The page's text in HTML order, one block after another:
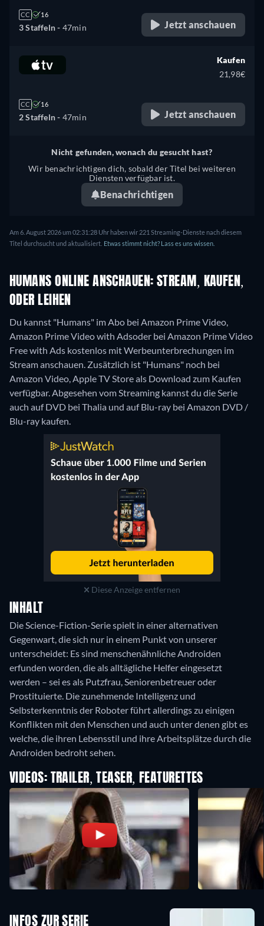
CC 16
3 Staffeln - 47min Jetzt anschauen
CC 16
2 Staffeln - 47min
Kaufen
21,98€
Jetzt anschauen
Nicht gefunden, wonach du gesucht hast?
Wir benachrichtigen dich, sobald der Titel bei weiteren
Diensten verfügbar ist.
Benachrichtigen
Am 6. August 2026 um 02:31:28 Uhr haben wir 221 Streaming-Dienste nach diesem
Titel durchsucht und aktualisiert. Etwas stimmt nicht? Lass es uns wissen.
HUMANS ONLINE ANSCHAUEN: STREAM, KAUFEN,
ODER LEIHEN
Du kannst "Humans" im Abo bei Amazon Prime Video,
Amazon Prime Video with Adsoder bei Amazon Prime Video
Free with Ads kostenlos mit Werbeunterbrechungen im
Stream anschauen. Zusätzlich ist "Humans" noch bei
Amazon Video, Apple TV Store als Download zum Kaufen
verfügbar.Abgesehen vom Streaming kannst du die Serie
auch auf DVD bei Thalia und auf Blu-ray bei Amazon DVD /
Blu-ray kaufen.
Diese Anzeige entfernen
INHALT
Die Science-Fiction-Serie spielt in einer alternativen
Gegenwart, die sich nur in einem Punkt von unserer
unterscheidet: Es sind menschenähnliche Androiden
erfunden worden, die als alltägliche Helfer eingesetzt
werden – sei es als Putzfrau, Seniorenbetreuer oder
Prostituierte. Die zunehmende Intelligenz und
Selbsterkenntnis der Roboter führt allerdings zu einigen
Konflikten mit den Menschen und auch unter denen gibt es
welche, die ihren Lebensstil und ihre Arbeitsplätze durch die
Androiden bedroht sehen.
VIDEOS: TRAILER, TEASER, FEATURETTES
INFOS ZUR SERIE